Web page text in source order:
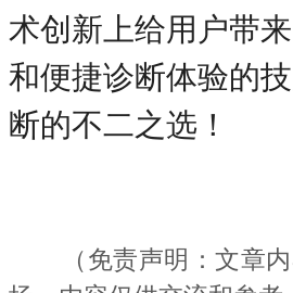
术创新上给用户带
和便捷诊断体验的
断的不二之选！
（免责声明：文章